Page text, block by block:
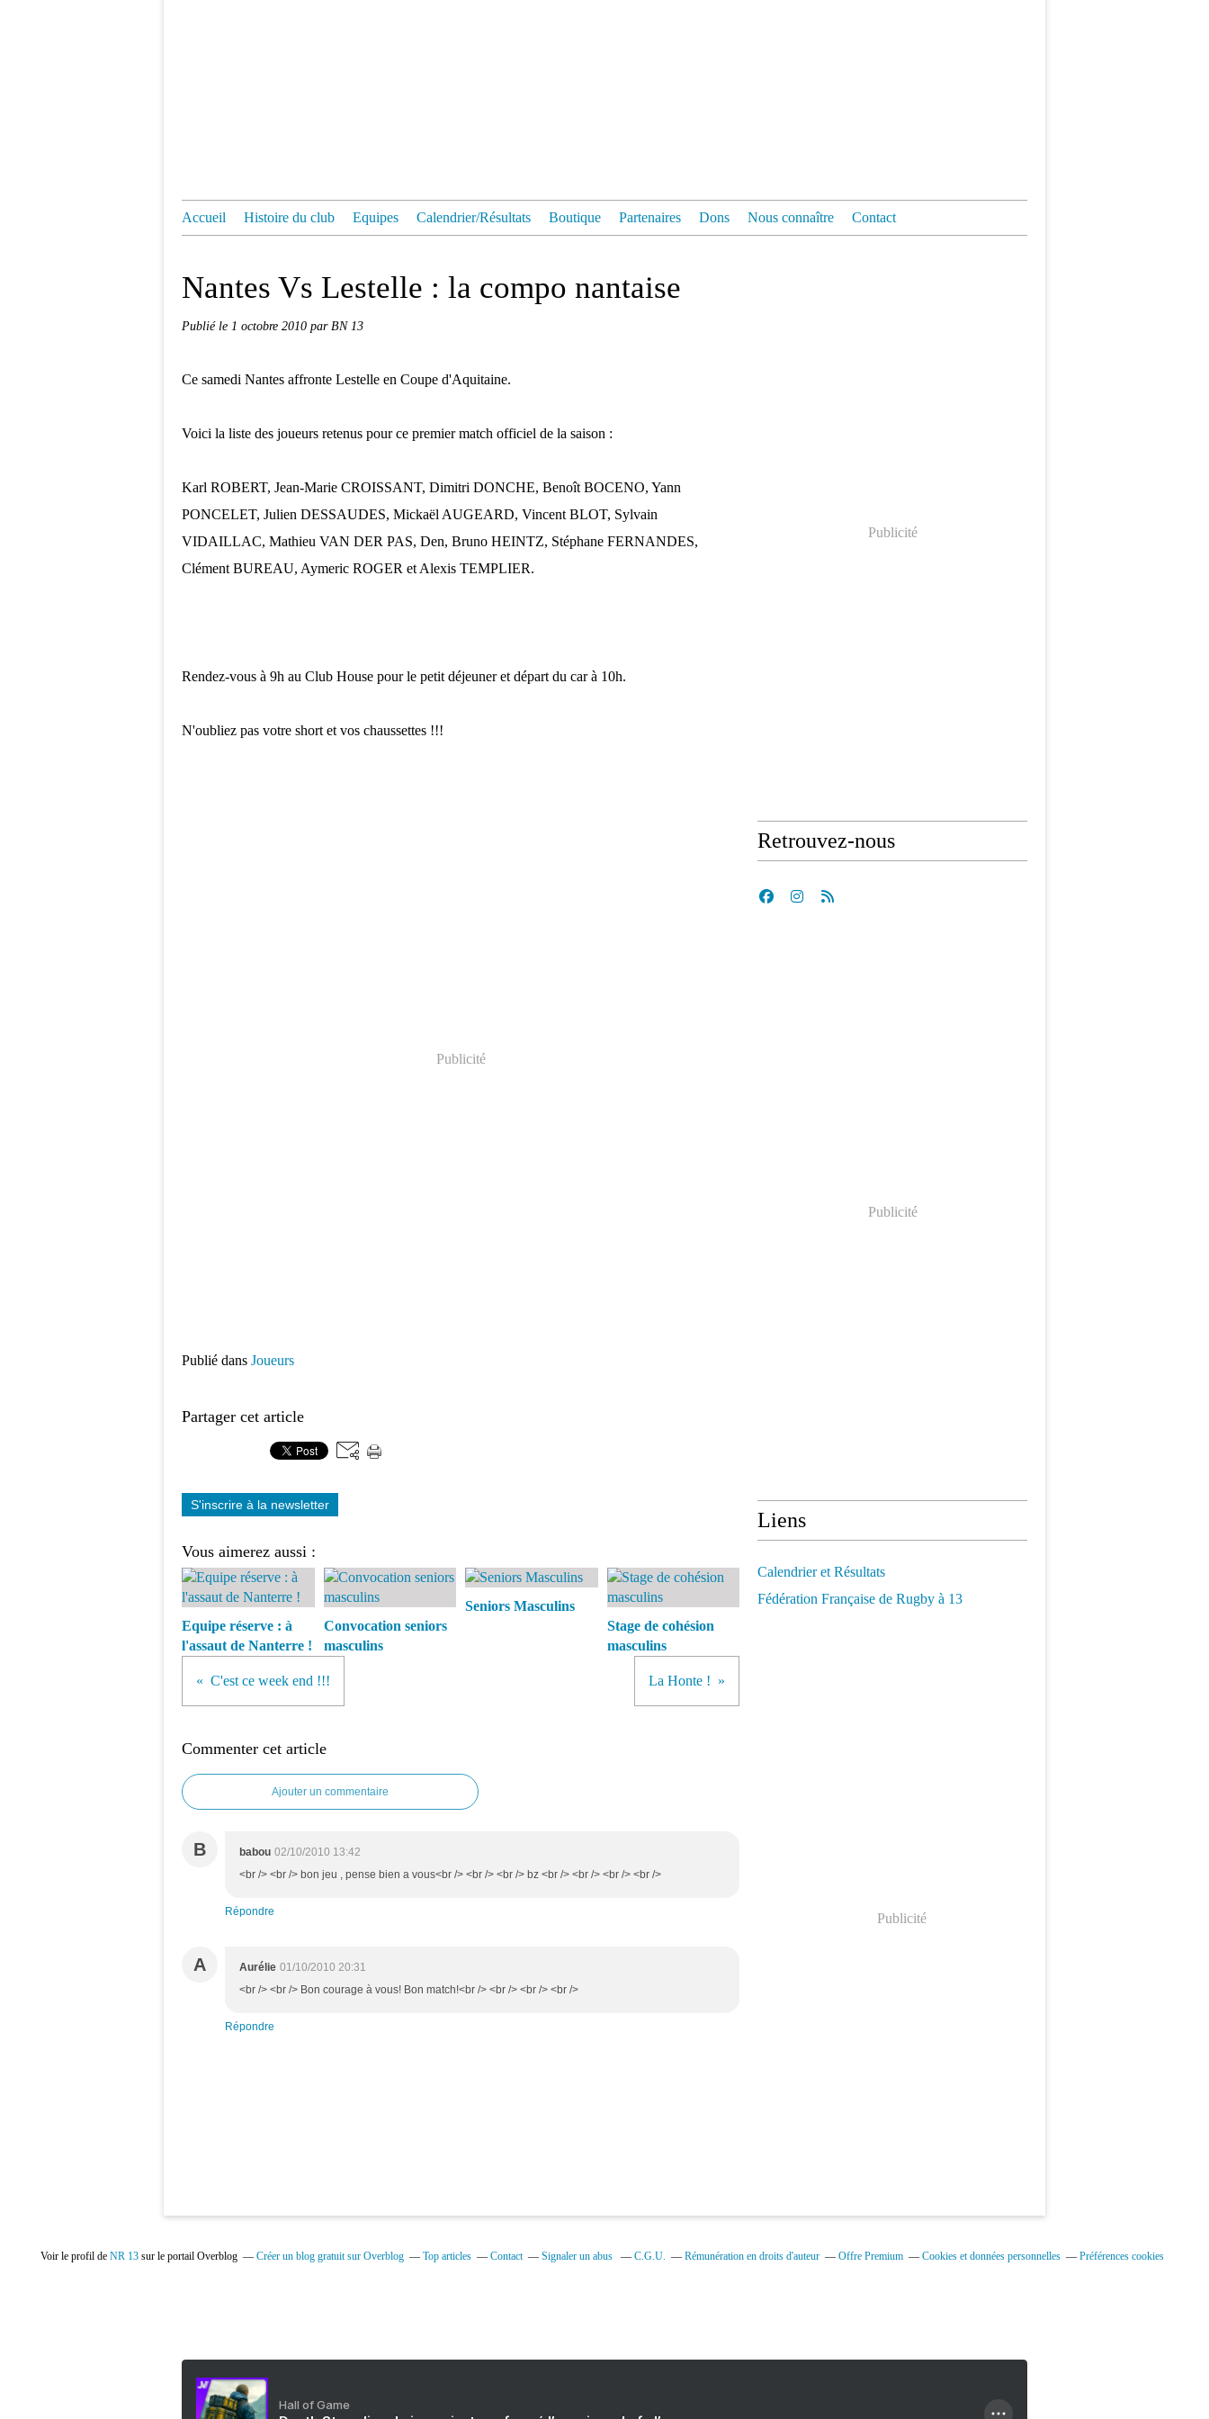
Accueil Histoire du club Equipes Calendrier/Résultats Boutique Partenaires Dons Nous connaître Contact
Nantes Vs Lestelle : la compo nantaise
Publié le 1 octobre 2010 par BN 13
Ce samedi Nantes affronte Lestelle en Coupe d'Aquitaine.
Voici la liste des joueurs retenus pour ce premier match officiel de la saison :
Karl ROBERT, Jean-Marie CROISSANT, Dimitri DONCHE, Benoît BOCENO, Yann
PONCELET, Julien DESSAUDES, Mickaël AUGEARD, Vincent BLOT, Sylvain
VIDAILLAC, Mathieu VAN DER PAS, Den, Bruno HEINTZ, Stéphane FERNANDES,
Clément BUREAU, Aymeric ROGER et Alexis TEMPLIER.
Rendez-vous à 9h au Club House pour le petit déjeuner et départ du car à 10h.
N'oubliez pas votre short et vos chaussettes !!!
Publicité
Publié dans Joueurs
Partager cet article
S'inscrire à la newsletter
Vous aimerez aussi :
Equipe réserve : à
l'assaut de Nanterre !
Convocation seniors
masculins
Seniors Masculins
Stage de cohésion
masculins
C'est ce week end !!! La Honte !
Commenter cet article
Ajouter un commentaire
B babou 02/10/2010 13:42
<br /> <br /> bon jeu , pense bien a vous<br /> <br /> <br /> bz <br /> <br /> <br /> <br />
Répondre
A Aurélie 01/10/2010 20:31
<br /> <br /> Bon courage à vous! Bon match!<br /> <br /> <br /> <br />
Répondre
Publicité
Retrouvez-nous
Publicité
Liens
Calendrier et Résultats
Fédération Française de Rugby à 13
Publicité
Voir le profil de NR 13sur le portail Overblog Créer un blog gratuit sur Overblog Top articles Contact Signaler un abus C.G.U. Rémunération en droits d'auteur Offre Premium Cookies et données personnelles Préférences cookies
Hall of Game